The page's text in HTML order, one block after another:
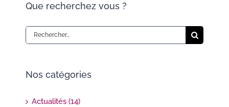
Que recherchez vous ?
Rechercher:
Nos catégories
Actualités (14)